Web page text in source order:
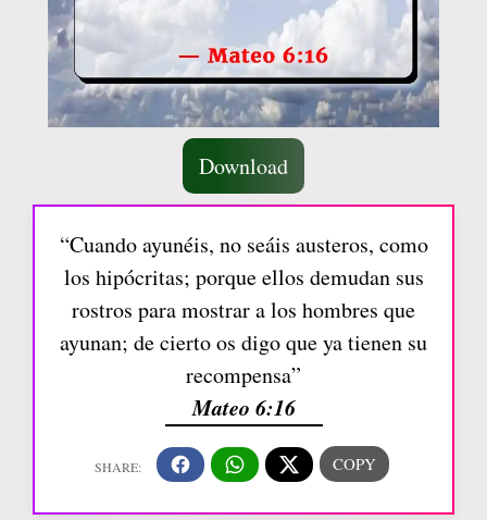
Download
“Cuando ayunéis, no seáis austeros, como
los hipócritas; porque ellos demudan sus
rostros para mostrar a los hombres que
ayunan; de cierto os digo que ya tienen su
recompensa”
Mateo 6:16